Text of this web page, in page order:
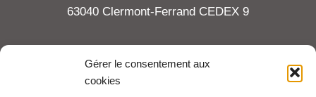
Gérer le consentement aux
cookies
63040 Clermont-Ferrand CEDEX 9
Tel : 06 65 27 23 81